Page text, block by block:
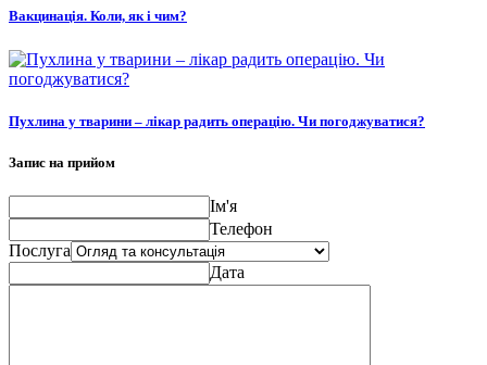
Вакцинація. Коли, як і чим?
Пухлина у тварини – лікар радить операцію. Чи погоджуватися?
Запис на прийом
Ім'я
Телефон
Послуга
Дата